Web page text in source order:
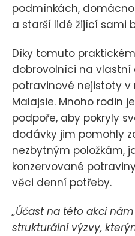
podmínkách,
a starší lidé žijící sami
Díky tomuto
dobrovolníci na vlastní
potravinové nejistoty
Malajsie. Mnoho rodin
podpoře, aby pokryly
dodávky jim pomohly
nezbytným položkám,
konzervované
věci denní potřeby.
„Účast na této akci
strukturální výzvy,